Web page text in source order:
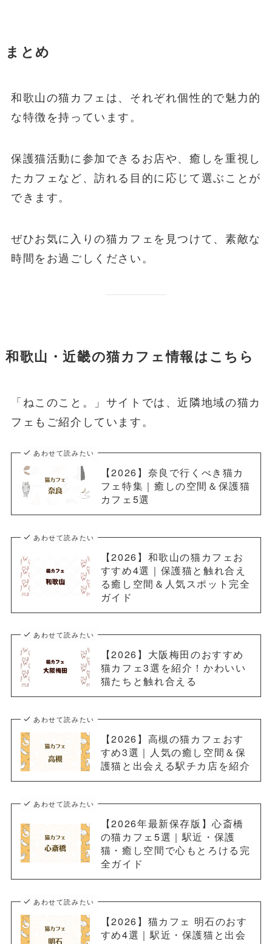
まとめ
和歌山の猫カフェは、それぞれ個性的で魅力的
な特徴を持っています。
保護猫活動に参加できるお店や、癒しを重視し
たカフェなど、訪れる目的に応じて選ぶことが
できます。
ぜひお気に入りの猫カフェを見つけて、素敵な
時間をお過ごしください。
和歌山・近畿の猫カフェ情報はこちら
「ねこのこと。」サイトでは、近隣地域の猫カ
フェもご紹介しています。
あわせて読みたい
【2026】奈良で行くべき猫カ
フェ特集｜癒しの空間＆保護猫
カフェ5選
あわせて読みたい
【2026】和歌山の猫カフェお
すすめ4選｜保護猫と触れ合え
る癒し空間＆人気スポット完全
ガイド
あわせて読みたい
【2026】大阪梅田のおすすめ
猫カフェ3選を紹介！かわいい
猫たちと触れ合える
あわせて読みたい
【2026】高槻の猫カフェおす
すめ3選｜人気の癒し空間＆保
護猫と出会える駅チカ店を紹介
あわせて読みたい
【2026年最新保存版】心斎橋
の猫カフェ5選｜駅近・保護
猫・癒し空間で心もとろける完
全ガイド
あわせて読みたい
【2026】猫カフェ 明石のおす
すめ4選｜駅近・保護猫と出会